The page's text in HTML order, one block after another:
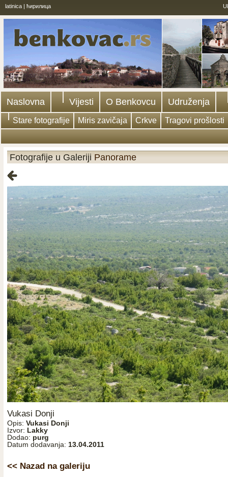
latinica | ћирилица
Naslovna Vijesti O Benkovcu Udruženja
Stare fotografije Miris zavičaja Crkve Tragovi prošlosti
Fotografije u Galeriji Panorame
Vukasi Donji
Opis: Vukasi Donji
Izvor: Lakky
Dodao: purg
Datum dodavanja: 13.04.2011
<< Nazad na galeriju